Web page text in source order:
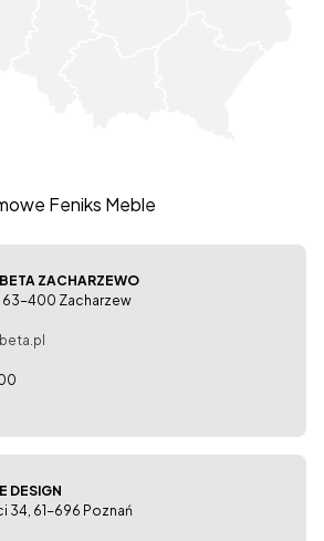
Feniks Meble
ZACHARZEWO
63-400 Zacharzew
DESIGN
34, 61-696 Poznań